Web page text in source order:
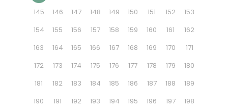
145
146 147 148 149 150 151 152
153
154
155 156 157 158 159 160 161
162
163
164 165 166 167 168 169 170
171
172
173 174 175 176 177 178 179
180
181
182 183 184 185 186 187 188
189
190
191 192 193 194 195 196 197
198